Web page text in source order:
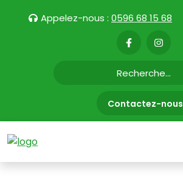
Appelez-nous : 0596 68 15 68
Contactez-nous